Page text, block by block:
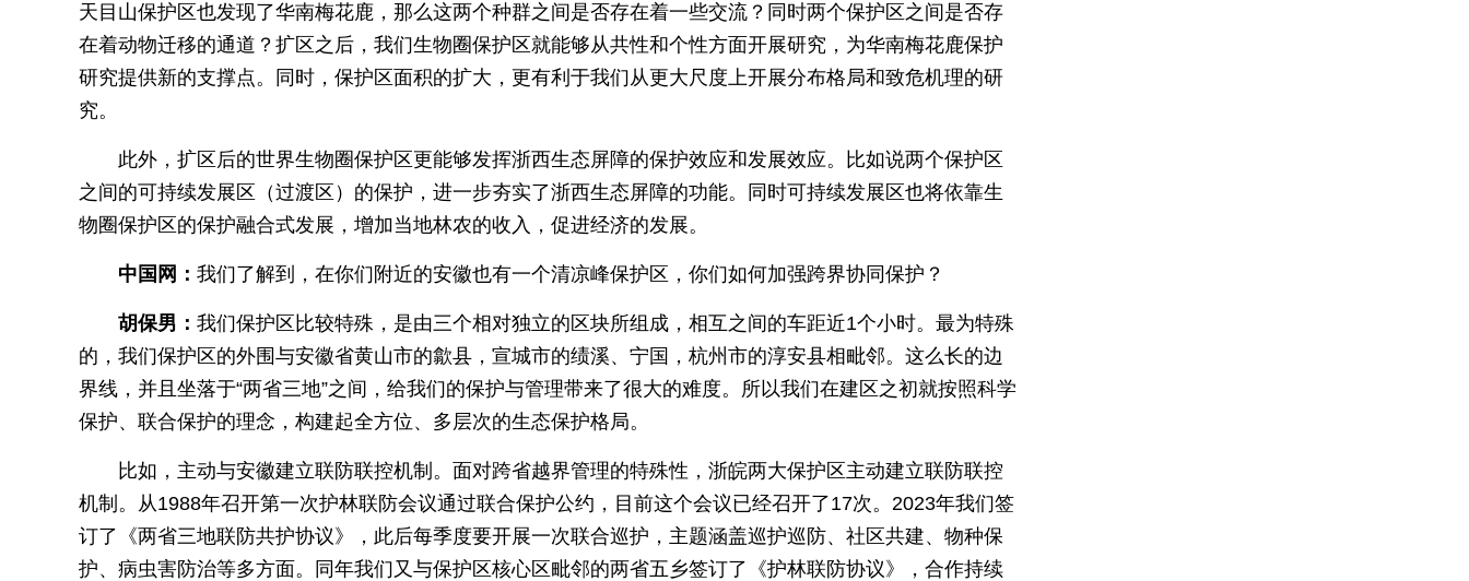
天目山保护区也发现了华南梅花鹿，那么这两个种群之间是否存在着一些交流？同时两个保护区之间是否存
在着动物迁移的通道？扩区之后，我们生物圈保护区就能够从共性和个性方面开展研究，为华南梅花鹿保护
研究提供新的支撑点。同时，保护区面积的扩大，更有利于我们从更大尺度上开展分布格局和致危机理的研
究。
此外，扩区后的世界生物圈保护区更能够发挥浙西生态屏障的保护效应和发展效应。比如说两个保护区
之间的可持续发展区（过渡区）的保护，进一步夯实了浙西生态屏障的功能。同时可持续发展区也将依靠生
物圈保护区的保护融合式发展，增加当地林农的收入，促进经济的发展。
中国网： 我们了解到，在你们附近的安徽也有一个清凉峰保护区，你们如何加强跨界协同保护？
胡保男： 我们保护区比较特殊，是由三个相对独立的区块所组成，相互之间的车距近1个小时。最为特殊
的，我们保护区的外围与安徽省黄山市的歙县，宣城市的绩溪、宁国，杭州市的淳安县相毗邻。这么长的边
界线，并且坐落于“两省三地”之间，给我们的保护与管理带来了很大的难度。所以我们在建区之初就按照科学
保护、联合保护的理念，构建起全方位、多层次的生态保护格局。
比如，主动与安徽建立联防联控机制。面对跨省越界管理的特殊性，浙皖两大保护区主动建立联防联控
机制。从1988年召开第一次护林联防会议通过联合保护公约，目前这个会议已经召开了17次。2023年我们签
订了《两省三地联防共护协议》，此后每季度要开展一次联合巡护，主题涵盖巡护巡防、社区共建、物种保
护、病虫害防治等多方面。同年我们又与保护区核心区毗邻的两省五乡签订了《护林联防协议》，合作持续